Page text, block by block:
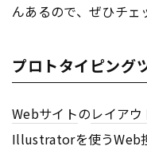
んあるので、ぜひチェ
プロトタイピング
Webサイトのレイアウ
Illustratorを使うWeb